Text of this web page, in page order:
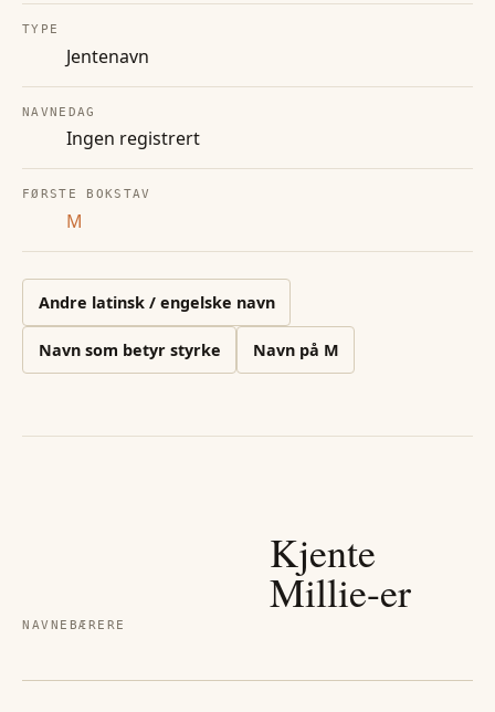
TYPE
Jentenavn
NAVNEDAG
Ingen registrert
FØRSTE BOKSTAV
M
Andre latinsk / engelske navn
Navn som betyr styrke Navn på M
NAVNEBÆRERE
Kjente
Millie-er